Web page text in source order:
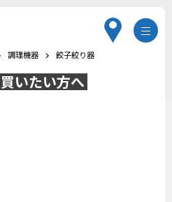
調理機器 餃子絞り器
買いたい方へ